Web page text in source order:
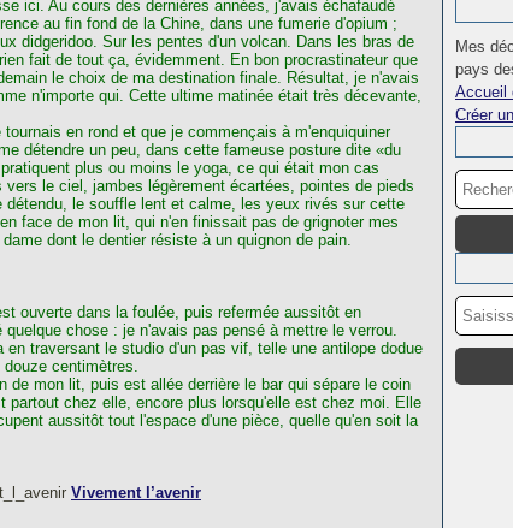
ici. Au cours des dernières années, j'avais échafaudé
au fin fond de la Chine, dans une fumerie d'opium ;
didgeridoo. Sur les pentes d'un volcan. Dans les bras de
fait de tout ça, évidemment. En bon procrastinateur que
le choix de ma destination finale. Résultat, je n'avais
n'importe qui. Cette ultime matinée était très décevante,
en rond et que je commençais à m'enquiquiner
détendre un peu, dans cette fameuse posture dite «du
plus ou moins le yoga, ce qui était mon cas
le ciel, jambes légèrement écartées, pointes de pieds
détendu, le souffle lent et calme, les yeux rivés sur cette
face de mon lit, qui n'en finissait pas de grignoter mes
dont le dentier résiste à un quignon de pain.
ouverte dans la foulée, puis refermée aussitôt en
chose : je n'avais pas pensé à mettre le verrou.
traversant le studio d'un pas vif, telle une antilope dodue
centimètres.
de mon lit, puis est allée derrière le bar qui sépare le coin
partout chez elle, encore plus lorsqu'elle est chez moi. Elle
aussitôt tout l'espace d'une pièce, quelle qu'en soit la
Vivement l’avenir
Mes
pays
Accueil
Créer